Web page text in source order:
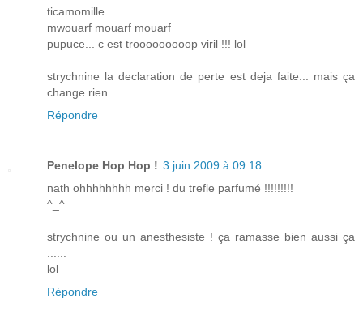
ticamomille
mwouarf mouarf mouarf
pupuce... c est trooooooooop viril !!! lol
strychnine la declaration de perte est deja faite... mais ça
change rien...
Répondre
Penelope Hop Hop ! 3 juin 2009 à 09:18
nath ohhhhhhhh merci ! du trefle parfumé !!!!!!!!!
^_^
strychnine ou un anesthesiste ! ça ramasse bien aussi ça
......
lol
Répondre